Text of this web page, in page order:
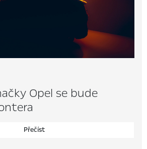
Opel se bude
Přečíst